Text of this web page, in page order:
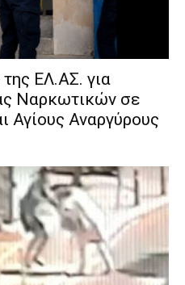
ΕΛ.ΑΣ. για
Ναρκωτικών σε
Αγίους Αναργύρους